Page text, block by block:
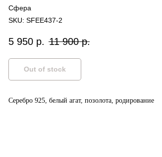
Сфера
SKU: SFEE437-2
5 950 р. 11 900 р.
Out of stock
Серебро 925, белый агат, позолота, родирование